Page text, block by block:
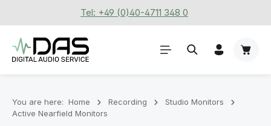
Skip to main contentTel: +49 (0)40-4711 348 0
You are here: Home Recording
Stu­dio Mon­it­ors
Active Nearfield Monitors